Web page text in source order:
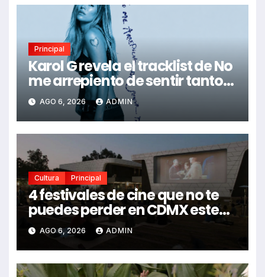
Principal
Karol G revela el tracklist de No
me arrepiento de sentir tanto:
Drake, Bruno Mars y más
estrellas se suman al álbum
AGO 6, 2026 ADMIN
Cultura Principal
4 festivales de cine que no te
puedes perder en CDMX este
2026
AGO 6, 2026 ADMIN